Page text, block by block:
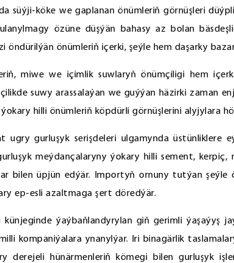
süýji-köke we gaplanan önümleriň görnüşleri
özüne düşýän bahasy az bolan
öndürilýän önümleriň içerki, şeýle hem daşarky
miwe we içimlik suwlaryň önümçiligi hem
suwy arassalaýan we guýýan häzirki zaman
hilli önümleriň köpdürli görnüşlerini alyjylara
ugry gurluşyk serişdeleri ulgamynda üstünliklere
meýdançalaryny ýokary hilli sement, kerpiç,
bilen üpjün edýär. Importyň ornuny tutýan şeýle
ep-esli azaltmaga şert döredýär.
künjeginde ýaýbaňlandyrylan giň gerimli ýaşaýyş
kompaniýalara ynanylýar. Iri binagärlik
derejeli hünärmenleriň kömegi bilen gurluşyk